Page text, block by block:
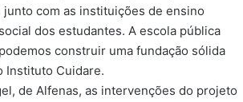
com as instituições de ensino
dos estudantes. A escola pública
construir uma fundação sólida
Instituto Cuidare.
de Alfenas, as intervenções do projeto